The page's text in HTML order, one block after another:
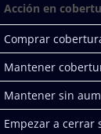
Acción en
Comprar
Mantener
Mantener sin
Empezar a cerrar